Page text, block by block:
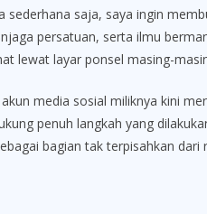
sederhana saja, saya ingin
persatuan, serta ilmu
lewat layar ponsel masing-
media sosial miliknya kini
penuh langkah yang
bagian tak terpisahkan dari